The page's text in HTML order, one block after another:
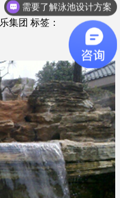
集团 标签：
需要了解泳池设计方案